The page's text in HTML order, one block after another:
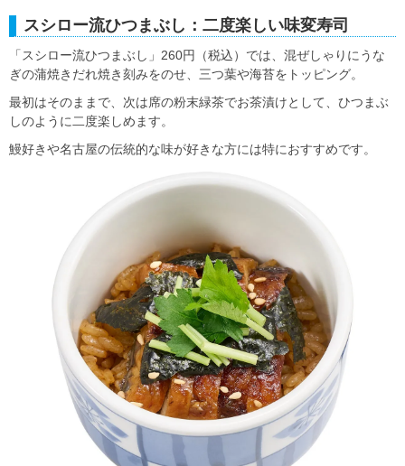
スシロー流ひつまぶし：二度楽しい味変寿司
「スシロー流ひつまぶし」260円（税込）では、混ぜしゃりにうな
ぎの蒲焼きだれ焼き刻みをのせ、三つ葉や海苔をトッピング。
最初はそのままで、次は席の粉末緑茶でお茶漬けとして、ひつまぶ
しのように二度楽しめます。
鰻好きや名古屋の伝統的な味が好きな方には特におすすめです。